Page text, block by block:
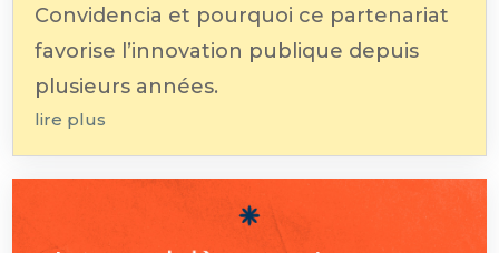
Convidencia et pourquoi ce partenariat
favorise l’innovation publique depuis
plusieurs années.
lire plus